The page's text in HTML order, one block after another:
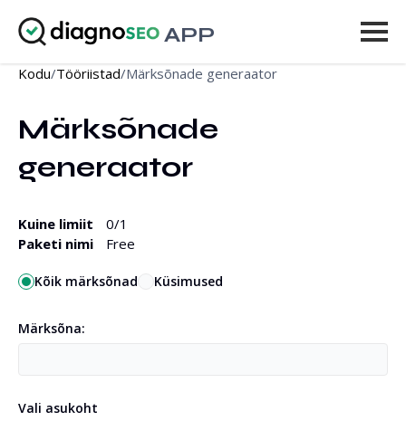
APP
Tööriistad
Hinnakiri
Rohkem
Kodu/Tööriistad/Märksõnade generaator
Märksõnade
generaator
Kuine limiit 0/1
Paketi nimi
Free
Kõik märksõnad Küsimused
Märksõna:
Vali asukoht